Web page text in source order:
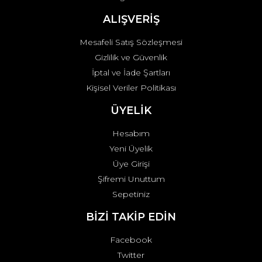
Gönder
ALIŞVERİŞ
Mesafeli Satış Sözleşmesi
Gizlilik ve Güvenlik
İptal ve İade Şartları
Kişisel Veriler Politikası
ÜYELİK
Hesabım
Yeni Üyelik
Üye Girişi
Şifremi Unuttum
Sepetiniz
BİZİ TAKİP EDİN
Facebook
Twitter